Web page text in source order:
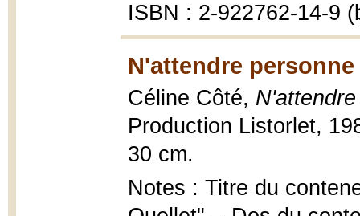
ISBN : 2-922762-14-9
N'attendre personne
Céline Côté,
Production Listorlet,
30 cm.
Notes : Titre du